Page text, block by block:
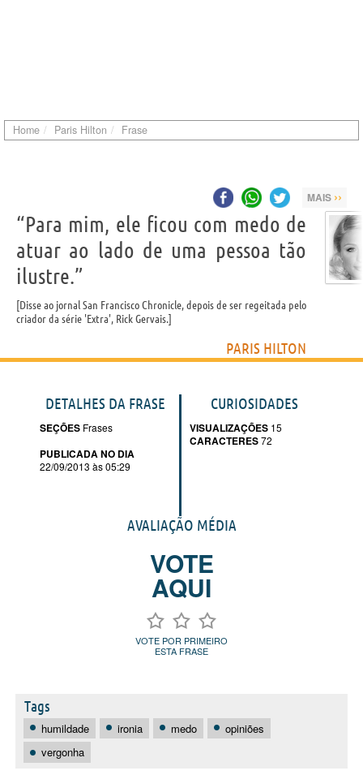
Home Paris Hilton Frase
MAIS ››
“Para mim, ele ficou com medo de
atuar ao lado de uma pessoa tão
ilustre.”
Disse ao jornal San Francisco Chronicle, depois de ser regeitada pelo
criador da série 'Extra', Rick Gervais.
PARIS HILTON
DETALHES DA FRASE
SEÇÕES Frases
PUBLICADA NO DIA
22/09/2013 às 05:29
CURIOSIDADES
VISUALIZAÇÕES 15
CARACTERES72
AVALIAÇÃO MÉDIA
VOTE
AQUI
VOTE POR PRIMEIRO
ESTA FRASE
Tags
humildade ironia medo
opiniões
vergonha